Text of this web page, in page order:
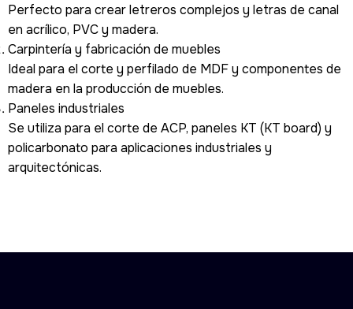
Perfecto para crear letreros complejos y letras de canal
en acrílico, PVC y madera.
Carpintería y fabricación de muebles
Ideal para el corte y perfilado de MDF y componentes de
madera en la producción de muebles.
Paneles industriales
Se utiliza para el corte de ACP, paneles KT (KT board) y
policarbonato para aplicaciones industriales y
arquitectónicas.